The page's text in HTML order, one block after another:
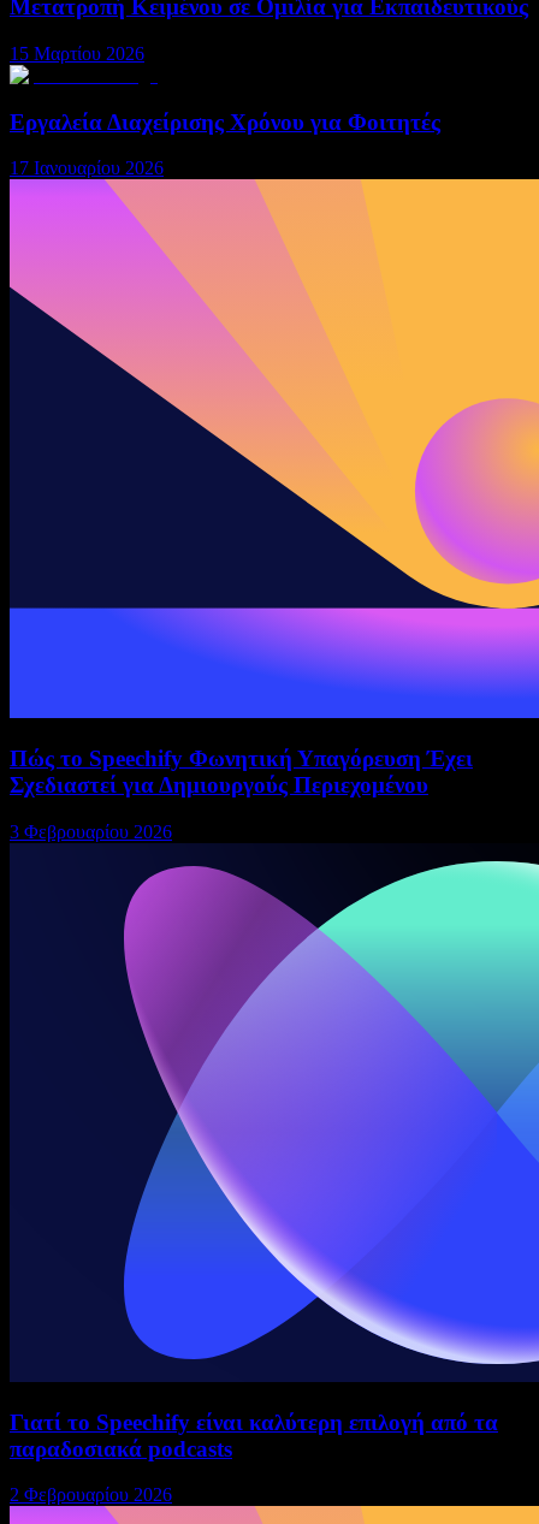
Μετατροπή Κειμένου σε Ομιλία για Εκπαιδευτικούς
15 Μαρτίου 2026
Εργαλεία Διαχείρισης Χρόνου για Φοιτητές
17 Ιανουαρίου 2026
Πώς το Speechify Φωνητική Υπαγόρευση Έχει
Σχεδιαστεί για Δημιουργούς Περιεχομένου
3 Φεβρουαρίου 2026
Γιατί το Speechify είναι καλύτερη επιλογή από τα
παραδοσιακά podcasts
2 Φεβρουαρίου 2026